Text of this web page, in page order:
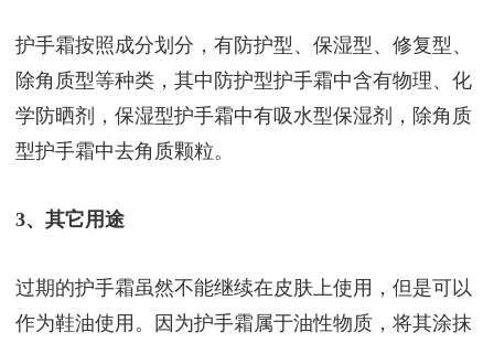
护手霜按照成分划分，有防护型、保湿型、修复型、
除角质型等种类，其中防护型护手霜中含有物理、化
学防晒剂，保湿型护手霜中有吸水型保湿剂，除角质
型护手霜中去角质颗粒。
3、其它用途
过期的护手霜虽然不能继续在皮肤上使用，但是可以
作为鞋油使用。因为护手霜属于油性物质，将其涂抹